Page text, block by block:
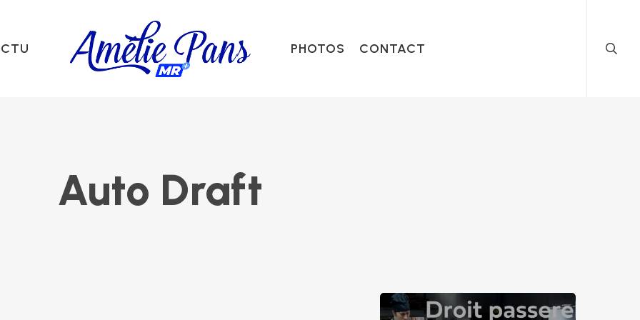
PHOTOS CONTACT
Auto Draft